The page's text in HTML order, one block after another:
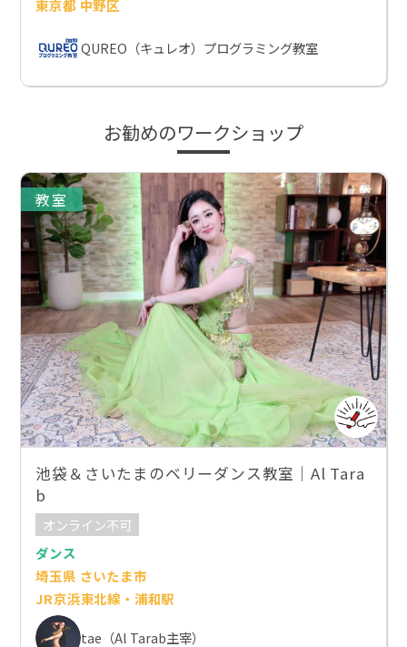
東京都 中野区
QUREO（キュレオ）プログラミング教室
お勧めのワークショップ
教室
池袋＆さいたまのベリーダンス教室｜Al Tara
b
オンライン不可
ダンス
埼玉県 さいたま市
JR京浜東北線・浦和駅
tae（Al Tarab主宰）